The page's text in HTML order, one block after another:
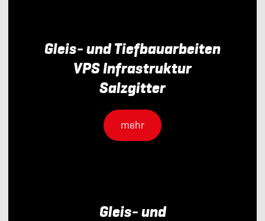
Gleis- und Tiefbauarbeiten
VPS Infrastruktur
Salzgitter
mehr
Gleis- und